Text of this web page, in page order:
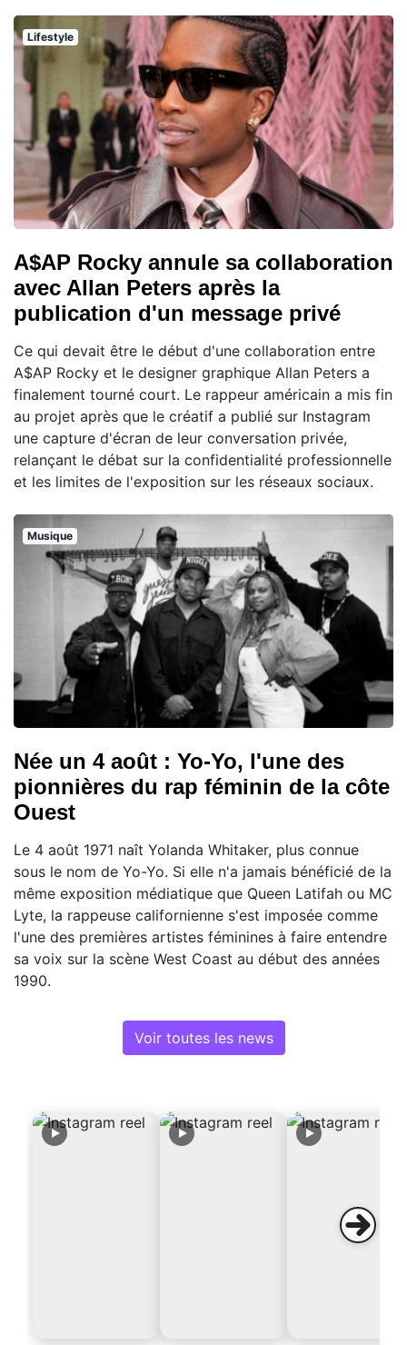
Lifestyle
A$AP Rocky annule sa collaboration
avec Allan Peters après la
publication d'un message privé
Ce qui devait être le début d'une collaboration entre
A$AP Rocky et le designer graphique Allan Peters a
finalement tourné court. Le rappeur américain a mis fin
au projet après que le créatif a publié sur Instagram
une capture d'écran de leur conversation privée,
relançant le débat sur la confidentialité professionnelle
et les limites de l'exposition sur les réseaux sociaux.
Musique
Née un 4 août : Yo-Yo, l'une des
pionnières du rap féminin de la côte
Ouest
Le 4 août 1971 naît Yolanda Whitaker, plus connue
sous le nom de Yo-Yo. Si elle n'a jamais bénéficié de la
même exposition médiatique que Queen Latifah ou MC
Lyte, la rappeuse californienne s'est imposée comme
l'une des premières artistes féminines à faire entendre
sa voix sur la scène West Coast au début des années
1990.
Voir toutes les news